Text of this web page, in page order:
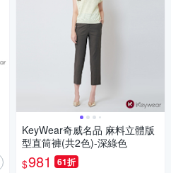
KeyWear奇威名品 麻料立體版
型直筒褲(共2色)-深綠色
$981 61折